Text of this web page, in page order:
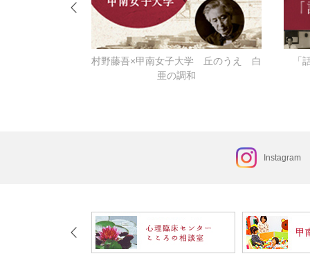
村野藤吾×甲南女子大学 丘のうえ 白
亜の調和
「
Instagram